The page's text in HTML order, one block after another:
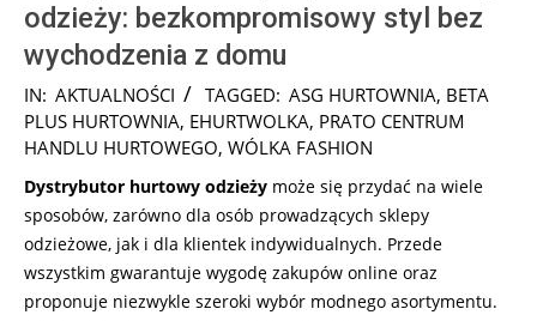
odzieży: bezkompromisowy styl bez
wychodzenia z domu
2025-
03-
04
IN: AKTUALNOŚCI TAGGED: ASG HURTOWNIA, BETA
PLUS HURTOWNIA, EHURTWOLKA, PRATO CENTRUM
HANDLU HURTOWEGO, WÓLKA FASHION
Dystrybutor hurtowy odzieży może się przydać na wiele
sposobów, zarówno dla osób prowadzących sklepy
odzieżowe, jak i dla klientek indywidualnych. Przede
wszystkim gwarantuje wygodę zakupów online oraz
proponuje niezwykle szeroki wybór modnego asortymentu.